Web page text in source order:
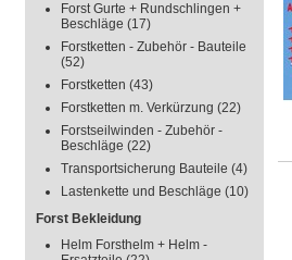
Forst Gurte + Rundschlingen +
Beschläge (17)
Forstketten - Zubehör - Bauteile
(52)
Forstketten (43)
Forstketten m. Verkürzung (22)
Forstseilwinden - Zubehör -
Beschläge (22)
Transportsicherung Bauteile (4)
Lastenkette und Beschläge (10)
Forst Bekleidung
Helm Forsthelm + Helm -